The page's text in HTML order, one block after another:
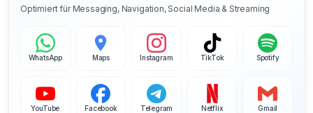
Optimiert für Messaging, Navigation, Social Media & Streaming
WhatsApp Maps Instagram TikTok Spotify
YouTube Facebook Telegram Netflix Gmail